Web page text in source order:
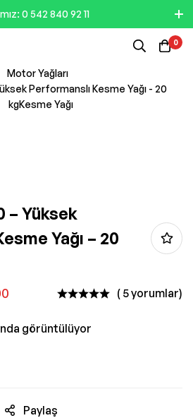
0 542 840 92 11
0
Motor Yağları
Performanslı Kesme Yağı - 20
kgKesme Yağı
– Yüksek
Yağı – 20
( 5 yorumlar)
görüntülüyor
Paylaş